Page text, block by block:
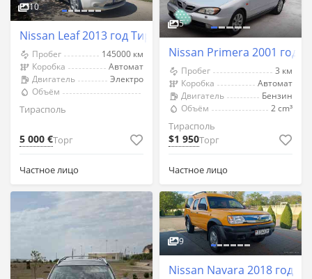
10
Nissan Leaf 2013 год Тирасполь
Пробег
145000 км
Коробка
Автомат
Двигатель
Электро
Объём
Тирасполь
5 000 €Торг
Частное лицо
5
Nissan Primera 2001 год
Пробег
3 км
Коробка
Автомат
Двигатель
Бензин
Объём
2 cm³
Тирасполь
$1 950Торг
Частное лицо
9
Nissan Navara 2018 год